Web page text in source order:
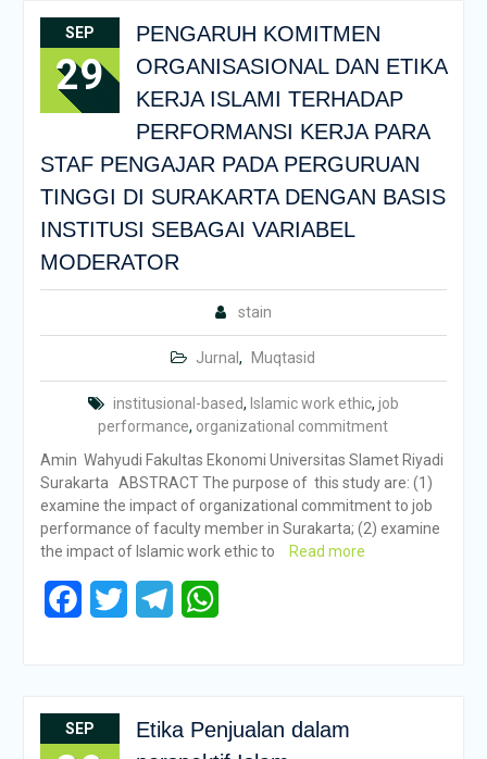
SEP
29
PENGARUH KOMITMEN
ORGANISASIONAL DAN ETIKA
KERJA ISLAMI TERHADAP
PERFORMANSI KERJA PARA
STAF PENGAJAR PADA PERGURUAN
TINGGI DI SURAKARTA DENGAN BASIS
INSTITUSI SEBAGAI VARIABEL
MODERATOR
stain
Jurnal, Muqtasid
institusional-based, Islamic work ethic, job
performance, organizational commitment
Amin Wahyudi Fakultas Ekonomi Universitas Slamet Riyadi
Surakarta ABSTRACT The purpose of this study are: (1)
examine the impact of organizational commitment to job
performance of faculty member in Surakarta; (2) examine
the impact of Islamic work ethic to
Read more
Facebook
Twitter Telegram
SEP
Etika Penjualan dalam